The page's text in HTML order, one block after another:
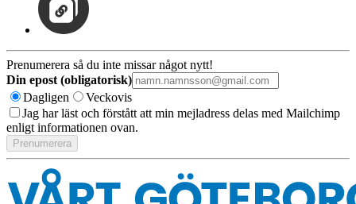
Prenumerera så du inte missar något nytt!
Din epost (obligatorisk)
Dagligen
Veckovis
Jag har läst och förstått att min mejladress delas med Mailchimp
enligt informationen ovan.